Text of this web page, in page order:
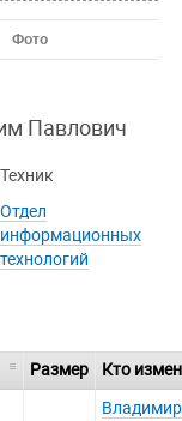
Фото
Павлович
Техник
Отдел
информационных
технологий
Размер
Кто
Владимир